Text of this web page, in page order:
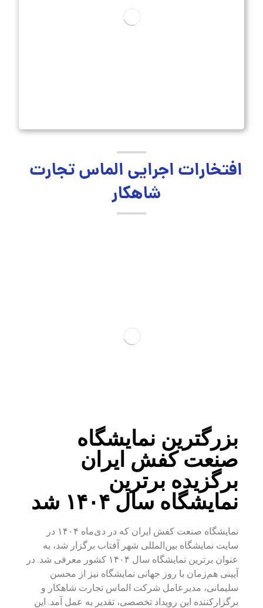
افتخارات اجرایی الماس تجارت
شاهکار
بزرگترین نمایشگاه
صنعت کفش ایران
برگزیده برترین
نمایشگاه سال ۱۴۰۴ شد
نمایشگاه صنعت کفش ایران که در دی‌ماه ۱۴۰۴ در
سایت نمایشگاه بین‌المللی شهر آفتاب برگزار شد، به
عنوان برترین نمایشگاه سال ۱۴۰۴ کشور معرفی شد. در
آیینی هم‌زمان با روز جهانی نمایشگاه نیز از محسن
سلیمانی، مدیرعامل شرکت الماس تجارت شاهکار و
برگزارکننده این رویداد تخصصی، تقدیر به عمل آمد. این